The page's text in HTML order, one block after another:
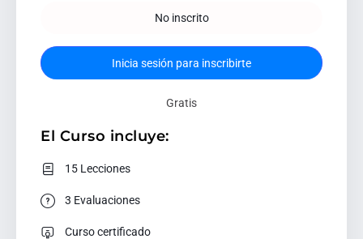
No inscrito
Inicia sesión para inscribirte
Gratis
El Curso incluye:
15 Lecciones
3 Evaluaciones
Curso certificado